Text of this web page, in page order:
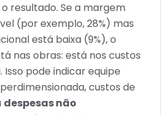
resultado. Se a margem
(por exemplo, 28%) mas
está baixa (9%), o
nas obras: está nos custos
Isso pode indicar equipe
custos de
despesas não